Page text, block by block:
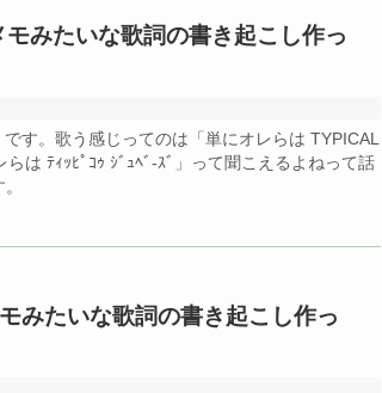
モみたいな歌詞の書き起こし作っ
す。歌う感じってのは「単にオレらは TYPICAL
は ﾃｨｯﾋﾟｺｩ ｼﾞｭﾍﾞ-ｽﾞ」って聞こえるよねって話
みたいな歌詞の書き起こし作っ